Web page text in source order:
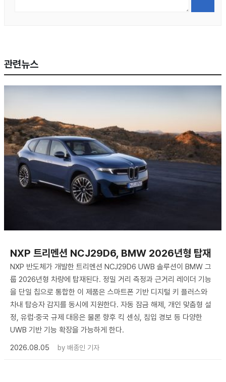
관련뉴스
NXP 트리멘션 NCJ29D6, BMW 2026년형 탑재
NXP 반도체가 개발한 트리멘션 NCJ29D6 UWB 솔루션이 BMW 그
룹 2026년형 차량에 탑재된다. 정밀 거리 측정과 근거리 레이더 기능
을 단일 칩으로 통합한 이 제품은 스마트폰 기반 디지털 키 플러스와
차내 탑승자 감지를 동시에 지원한다. 자동 잠금 해제, 개인 맞춤형 설
정, 유럽·중국 규제 대응은 물론 향후 킥 센싱, 침입 경보 등 다양한
UWB 기반 기능 확장을 가능하게 한다.
2026.08.05
by 배종인 기자